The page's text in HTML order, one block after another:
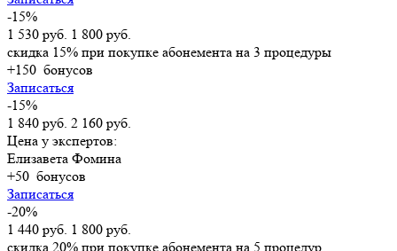
-15%
1 530 руб. 1 800 руб.
скидка 15% при покупке абонемента на 3 процедуры
+150 бонусов
Записаться
-15%
1 840 руб. 2 160 руб.
Цена у экспертов:
Елизавета Фомина
+50 бонусов
Записаться
-20%
1 440 руб. 1 800 руб.
скидка 20% при покупке абонемента на 5 процедур